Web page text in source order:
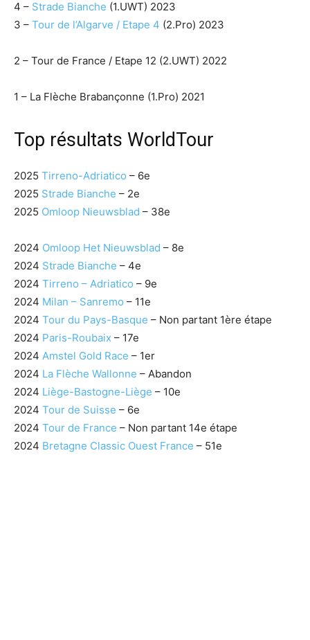
4 – Strade Bianche (1.UWT) 2023
3 – Tour de l’Algarve / Etape 4 (2.Pro) 2023
2 – Tour de France / Etape 12 (2.UWT) 2022
1 – La Flèche Brabançonne (1.Pro) 2021
Top résultats WorldTour
2025 Tirreno-Adriatico – 6e
2025 Strade Bianche – 2e
2025 Omloop Nieuwsblad – 38e
2024 Omloop Het Nieuwsblad – 8e
2024 Strade Bianche – 4e
2024 Tirreno – Adriatico – 9e
2024 Milan – Sanremo – 11e
2024 Tour du Pays-Basque – Non partant 1ère étape
2024 Paris-Roubaix – 17e
2024 Amstel Gold Race – 1er
2024 La Flèche Wallonne – Abandon
2024 Liège-Bastogne-Liège – 10e
2024 Tour de Suisse – 6e
2024 Tour de France – Non partant 14e étape
2024 Bretagne Classic Ouest France – 51e